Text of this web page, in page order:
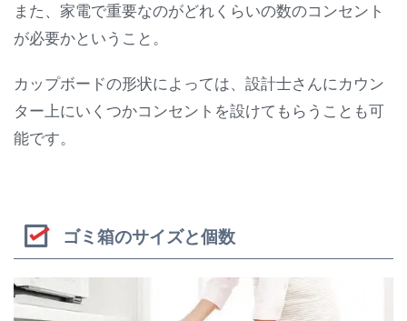
また、家電で重要なのがどれくらいの数のコンセント
が必要かということ。
カップボードの形状によっては、設計士さんにカウン
ター上にいくつかコンセントを設けてもらうことも可
能です。
ゴミ箱のサイズと個数